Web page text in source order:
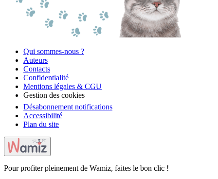
Qui sommes-nous ?
Auteurs
Contacts
Confidentialité
Mentions légales & CGU
Gestion des cookies
Désabonnement notifications
Accessibilité
Plan du site
Pour profiter pleinement de Wamiz, faites le bon clic !